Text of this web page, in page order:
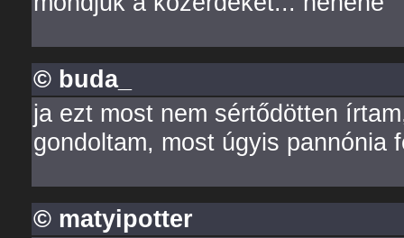
© buda_
ja ezt most nem sértődötten
gondoltam, most úgyis pannónia
© matyipotter